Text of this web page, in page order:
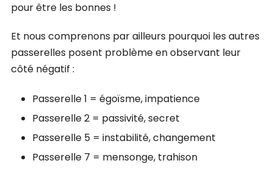
pour être les bonnes !
Et nous comprenons par ailleurs pourquoi les autres
passerelles posent problème en observant leur
côté négatif :
Passerelle 1 = égoïsme, impatience
Passerelle 2 = passivité, secret
Passerelle 5 = instabilité, changement
Passerelle 7 = mensonge, trahison